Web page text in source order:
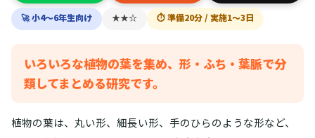
🚀 小4〜6年生向け ★★☆ ⏱ 準備20分 / 実施1〜3日
いろいろな植物の葉を集め、形・ふち・葉脈で分
類してまとめる研究です。
植物の葉は、丸い形、細長い形、手のひらのような形など、